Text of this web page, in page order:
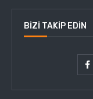
BIZI TAKIP EDIN